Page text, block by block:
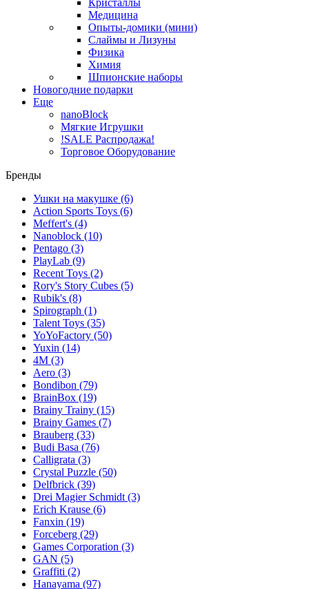
Кристаллы
Медицина
Опыты-домики (мини)
Слаймы и Лизуны
Физика
Химия
Шпионские наборы
Новогодние подарки
Еще
nanoBlock
Мягкие Игрушки
!SALE Распродажа!
Торговое Оборудование
Бренды
Ушки на макушке (6)
Action Sports Toys (6)
Meffert's (4)
Nanoblock (10)
Pentago (3)
PlayLab (9)
Recent Toys (2)
Rory's Story Cubes (5)
Rubik's (8)
Spirograph (1)
Talent Toys (35)
YoYoFactory (50)
Yuxin (14)
4M (3)
Aero (3)
Bondibon (79)
BrainBox (19)
Brainy Trainy (15)
Brainy Games (7)
Brauberg (33)
Budi Basa (76)
Calligrata (3)
Crystal Puzzle (50)
Delfbrick (39)
Drei Magier Schmidt (3)
Erich Krause (6)
Fanxin (19)
Forceberg (29)
Games Corporation (3)
GAN (5)
Graffiti (2)
Hanayama (97)